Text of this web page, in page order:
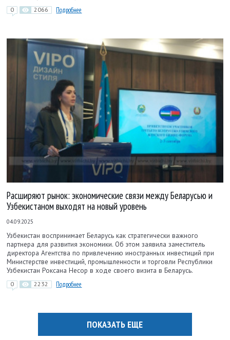
0 2066 Подробнее
Расширяют рынок: экономические связи между Беларусью и
Узбекистаном выходят на новый уровень
04.09.2025
Узбекистан воспринимает Беларусь как стратегически важного
партнера для развития экономики. Об этом заявила заместитель
директора Агентства по привлечению иностранных инвестиций при
Министерстве инвестиций, промышленности и торговли Республики
Узбекистан Роксана Несор в ходе своего визита в Беларусь.
0 2232 Подробнее
ПОКАЗАТЬ ЕЩЕ